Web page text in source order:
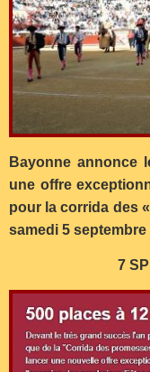
Bayonne annonce
une offre
pour la corrida des
samedi 5
7